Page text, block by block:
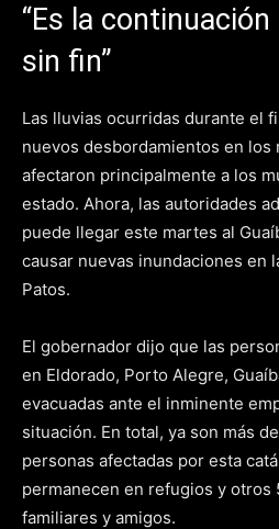
“Es la
sin fin”
Las lluvias ocurridas durante el
nuevos desbordamientos en los
afectaron principalmente a los
estado. Ahora, las autoridades
puede llegar este martes al
causar nuevas inundaciones en
Patos.
El gobernador dijo que las
en Eldorado, Porto Alegre,
evacuadas ante el inminente
situación. En total, ya son más
personas afectadas por esta
permanecen en refugios y otros
familiares y amigos.